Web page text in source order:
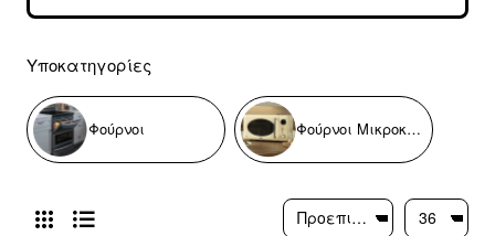
Υποκατηγορίες
Φούρνοι Φούρνοι Μικροκυμάτων